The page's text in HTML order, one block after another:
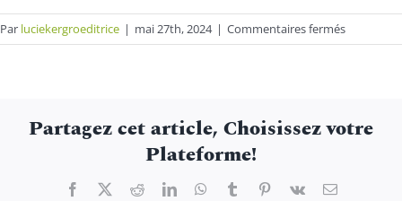
Par luciekergroeditrice | mai 27th, 2024 | Commentaires ferméssur
Rendez-
Partagez cet article, Choisissez votre
Plateforme!
Facebook
X RedditLinkedInWhatsApp
TumblrPinterest
Vk Email